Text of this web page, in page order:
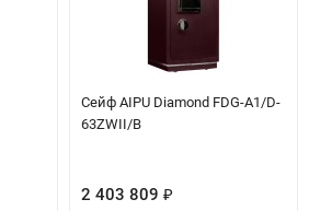
Сейф AIPU Diamond FDG-A1/D-
63ZWII/B
2 403 809 ₽